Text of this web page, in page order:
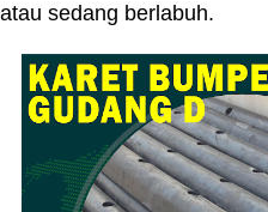
atau sedang berlabuh.